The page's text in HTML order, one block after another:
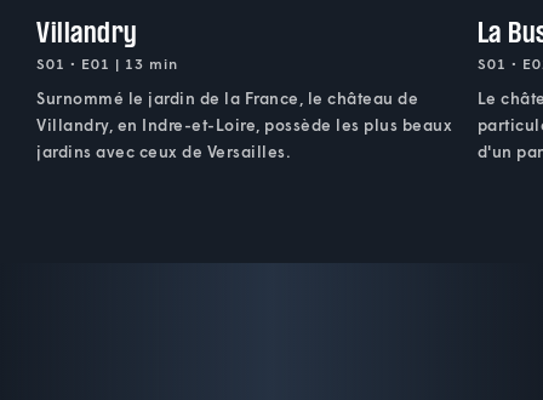
Villandry
S01 • E01 | 13 min
Surnommé le jardin de la France, le château de
Villandry, en Indre-et-Loire, possède les plus beaux
jardins avec ceux de Versailles.
La
S01 •
Le
d'un